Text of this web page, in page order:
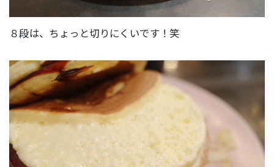
８段は、ちょっと切りにくいです！笑